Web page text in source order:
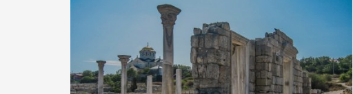
візантійської доби. Раритети викрадені з фондів об’єкту
культурної спадщини ЮНЕСКО «Херсонеса Таврійського».
Офіційно – на виставку «Золото Візантії», але експерти та
влада в Україні вважають це лише […]